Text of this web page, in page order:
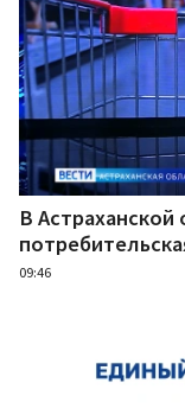
В Астраханской
09:46